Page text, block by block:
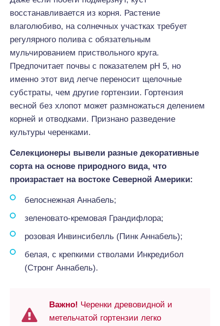
восстанавливается из корня. Растение
влаголюбиво, на солнечных участках требует
регулярного полива с обязательным
мульчированием приствольного круга.
Предпочитает почвы с показателем pH 5, но
именно этот вид легче переносит щелочные
субстраты, чем другие гортензии. Гортензия
весной без хлопот может размножаться делением
корней и отводками. Признано разведение
культуры черенками.
Селекционеры вывели разные декоративные
сорта на основе природного вида, что
произрастает на востоке Северной Америки:
белоснежная Аннабель;
зеленовато-кремовая Грандифлора;
розовая Инвинсибелль (Пинк Аннабель);
белая, с крепкими стволами Инкредибол
(Стронг Аннабель).
Важно! Черенки древовидной и
метельчатой гортензии легко